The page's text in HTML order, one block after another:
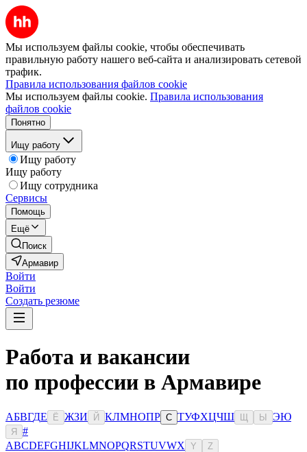
Мы используем файлы cookie, чтобы обеспечивать
правильную работу нашего веб-сайта и анализировать сетевой
трафик.
Правила использования файлов cookie
Мы используем файлы cookie. Правила использования
файлов cookie
Понятно
Ищу работу
Ищу работу
Ищу работу
Ищу сотрудника
Сервисы
Помощь
Ещё
Поиск
Армавир
Войти
Войти
Создать резюме
Работа и вакансии
по профессии в Армавире
АБВГДЕ Ё ЖЗИ Й КЛМНОПР С ТУФХЦЧШ Ы ЭЮ
Я
#
ABCDEFGHIJKLMNOPQRSTUVWX Y Z